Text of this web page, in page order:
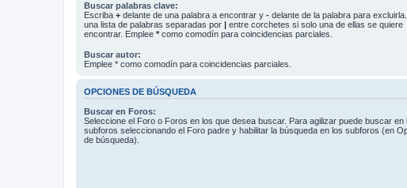
Buscar palabras clave:
Escriba + delante de una palabra a encontrar y - delante de la palabra para
una lista de palabras separadas por | entre corchetes si solo una de ellas se quiere
encontrar. Emplee * como comodín para coincidencias parciales.
Buscar autor:
Emplee * como comodín para coincidencias parciales.
OPCIONES DE BÚSQUEDA
Buscar en Foros:
Seleccione el Foro o Foros en los que desea buscar. Para agilizar puede buscar en
subforos seleccionando el Foro padre y habilitar la búsqueda en los subforos (en
de búsqueda).